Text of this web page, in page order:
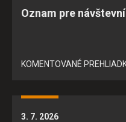
Oznam pre
KOMENTOVANÉ
3. 7. 2026